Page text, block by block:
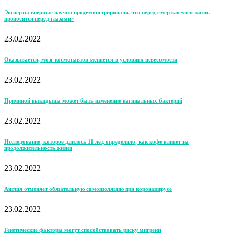
Эксперты впервые научно продемонстрировали, что перед смертью «вся жизнь
проносится перед глазами»
23.02.2022
Оказывается, мозг космонавтов меняется в условиях невесомости
23.02.2022
Причиной выкидыша может быть изменение вагинальных бактерий
23.02.2022
Исследование, которое длилось 11 лет, определило, как кофе влияет на
продолжительность жизни
23.02.2022
Англия отменяет обязательную самоизоляцию при коронавирусе
23.02.2022
Генетические факторы могут способствовать риску мигрени